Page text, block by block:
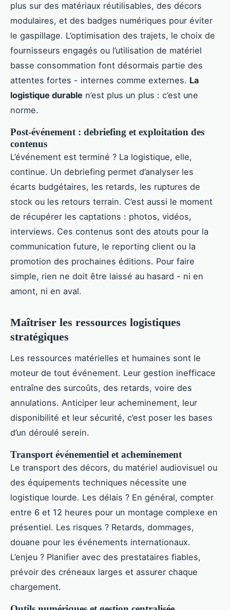
plus sur des matériaux réutilisables, des décors
modulaires, et des badges numériques pour éviter
le gaspillage. L’optimisation des trajets, le choix de
fournisseurs engagés ou l’utilisation de matériel
basse consommation font désormais partie des
attentes fortes - internes comme externes. La
logistique durable n’est plus un plus : c’est une
norme.
Post-événement : debriefing et exploitation des
contenus
L’événement est terminé ? La logistique, elle,
continue. Un debriefing permet d’analyser les
écarts budgétaires, les retards, les ruptures de
stock ou les retours terrain. C’est aussi le moment
de récupérer les captations : photos, vidéos,
interviews. Ces contenus sont des atouts pour la
communication future, le reporting client ou la
promotion des prochaines éditions. Pour faire
simple, rien ne doit être laissé au hasard - ni en
amont, ni en aval.
Maîtriser les ressources logistiques
stratégiques
Les ressources matérielles et humaines sont le
moteur de tout événement. Leur gestion inefficace
entraîne des surcoûts, des retards, voire des
annulations. Anticiper leur acheminement, leur
disponibilité et leur sécurité, c’est poser les bases
d’un déroulé serein.
Transport événementiel et acheminement
Le transport des décors, du matériel audiovisuel ou
des équipements techniques nécessite une
logistique lourde. Les délais ? En général, compter
entre 6 et 12 heures pour un montage complexe en
présentiel. Les risques ? Retards, dommages,
douane pour les événements internationaux.
L’enjeu ? Planifier avec des prestataires fiables,
prévoir des créneaux larges et assurer chaque
chargement.